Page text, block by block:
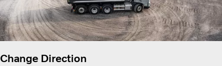
Change Direction